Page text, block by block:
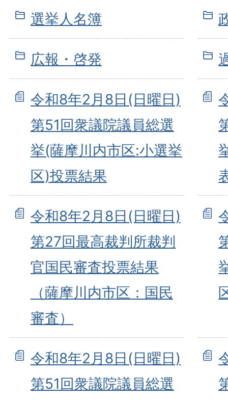
選挙人名簿
広報・啓発
令和8年2月8日(日曜日)
第51回衆議院議員総選
挙(薩摩川内市区:小選挙
区)投票結果
令和8年2月8日(日曜日)
第27回最高裁判所裁判
官国民審査投票結果
（薩摩川内市区：国民
審査）
令和8年2月8日(日曜日)
第51回衆議院議員総選